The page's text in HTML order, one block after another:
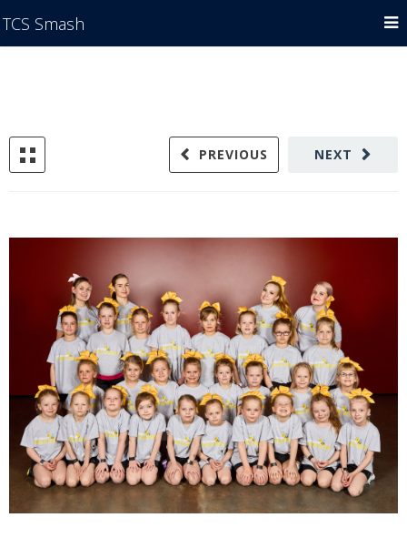
NEXT
PREVIOUS
TCS Smash